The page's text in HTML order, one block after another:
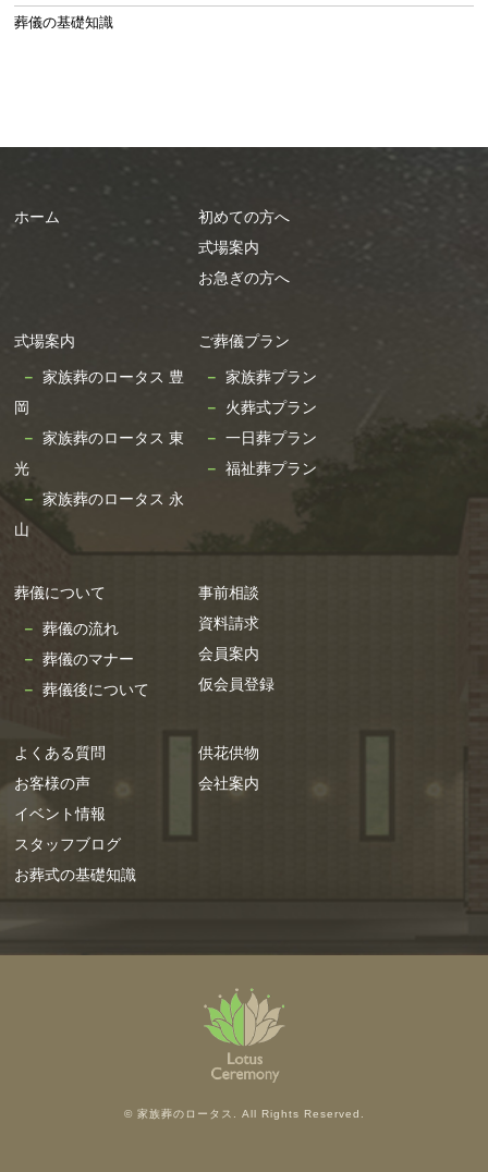
2025年1月
2024年9月
2024年8月
2024年7月
2024年3月
2024年2月
2024年1月
2023年12月
2023年11月
2023年10月
2023年2月
2023年1月
2022年12月
2022年11月
葬儀の基礎知識
ホーム
初めての方へ
式場案内
お急ぎの方へ
式場案内
家族葬のロータス 豊
岡
家族葬のロータス 東
光
家族葬のロータス 永
山
ご葬儀プラン
家族葬プラン
火葬式プラン
一日葬プラン
福祉葬プラン
葬儀について
葬儀の流れ
葬儀のマナー
葬儀後について
事前相談
資料請求
会員案内
仮会員登録
よくある質問
お客様の声
イベント情報
スタッフブログ
お葬式の基礎知識
供花供物
会社案内
© 家族葬のロータス. All Rights Reserved.